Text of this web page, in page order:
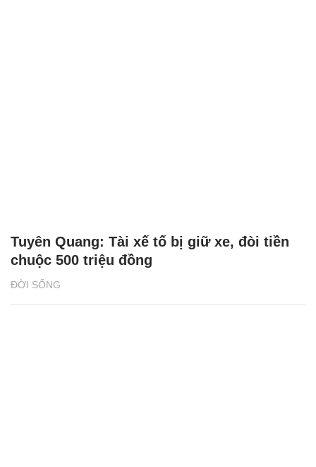
ĐỜI SỐNG
Tuyên Quang: Tài xế tố bị giữ xe, đòi tiền
chuộc 500 triệu đồng